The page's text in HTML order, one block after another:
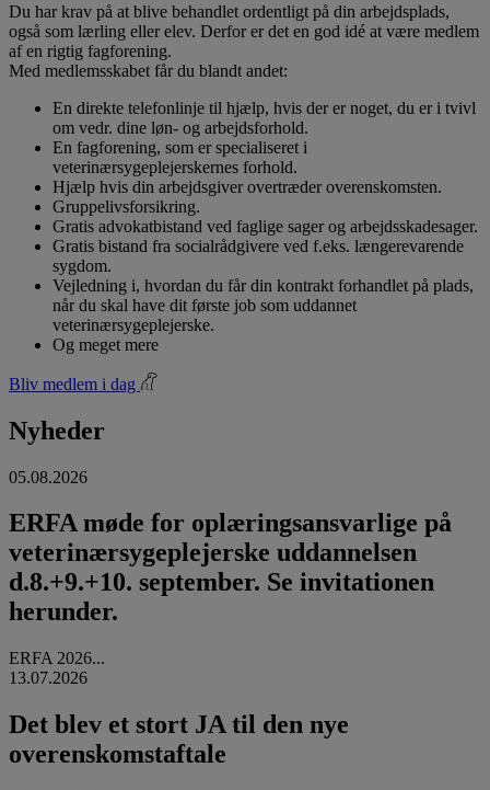
Du har krav på at blive behandlet ordentligt på din arbejdsplads,
også som lærling eller elev. Derfor er det en god idé at være medlem
af en rigtig fagforening.
Med medlemsskabet får du blandt andet:
En direkte telefonlinje til hjælp, hvis der er noget, du er i tvivl
om vedr. dine løn- og arbejdsforhold.
En fagforening, som er specialiseret i
veterinærsygeplejerskernes forhold.
Hjælp hvis din arbejdsgiver overtræder overenskomsten.
Gruppelivsforsikring.
Gratis advokatbistand ved faglige sager og arbejdsskadesager.
Gratis bistand fra socialrådgivere ved f.eks. længerevarende
sygdom.
Vejledning i, hvordan du får din kontrakt forhandlet på plads,
når du skal have dit første job som uddannet
veterinærsygeplejerske.
Og meget mere
Bliv medlem i dag
Nyheder
05.08.2026
ERFA møde for oplæringsansvarlige på
veterinærsygeplejerske uddannelsen
d.8.+9.+10. september. Se invitationen
herunder.
ERFA 2026...
13.07.2026
Det blev et stort JA til den nye
overenskomstaftale